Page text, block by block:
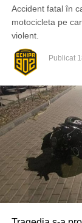
Pe lângă
inculpaților să
anumite
Accident fatal în
motocicleta pe
violent.
Publicat